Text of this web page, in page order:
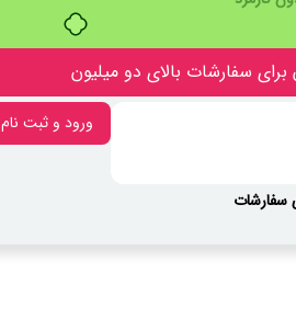
بدون سود
برای سفارشات بالای دو میلیون
ورود و ثبت نام
سفارشات